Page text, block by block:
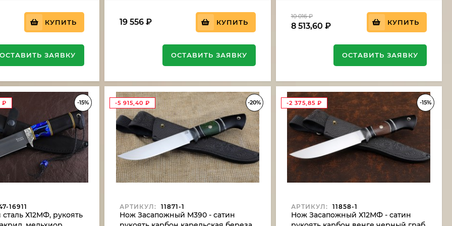
КУПИТЬ
ОСТАВИТЬ ЗАЯВКУ
19 556₽ КУПИТЬ
ОСТАВИТЬ ЗАЯВКУ
10 016₽
8 513,60 ₽ КУПИТЬ
ОСТАВИТЬ ЗАЯВКУ
-15%
₽
16911
Х12МФ, рукоять
-20%
-5 915,40₽
АРТИКУЛ: 11871-1
Нож Засапожный М390 - сатин
-15%
-2 375,85 ₽
АРТИКУЛ: 11858-1
Нож Засапожный Х12МФ - сатин